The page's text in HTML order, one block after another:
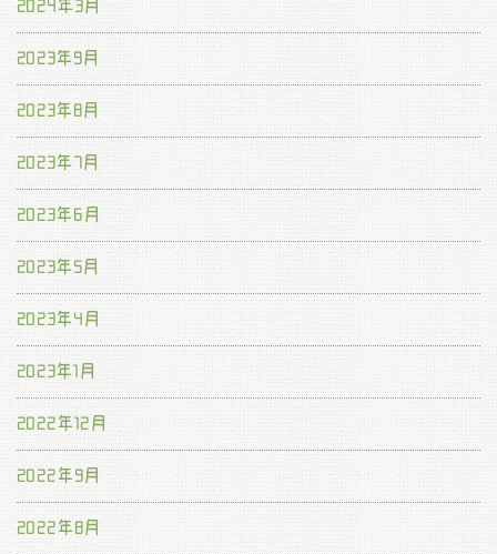
2024年3月
2023年9月
2023年8月
2023年7月
2023年6月
2023年5月
2023年4月
2023年1月
2022年12月
2022年9月
2022年8月